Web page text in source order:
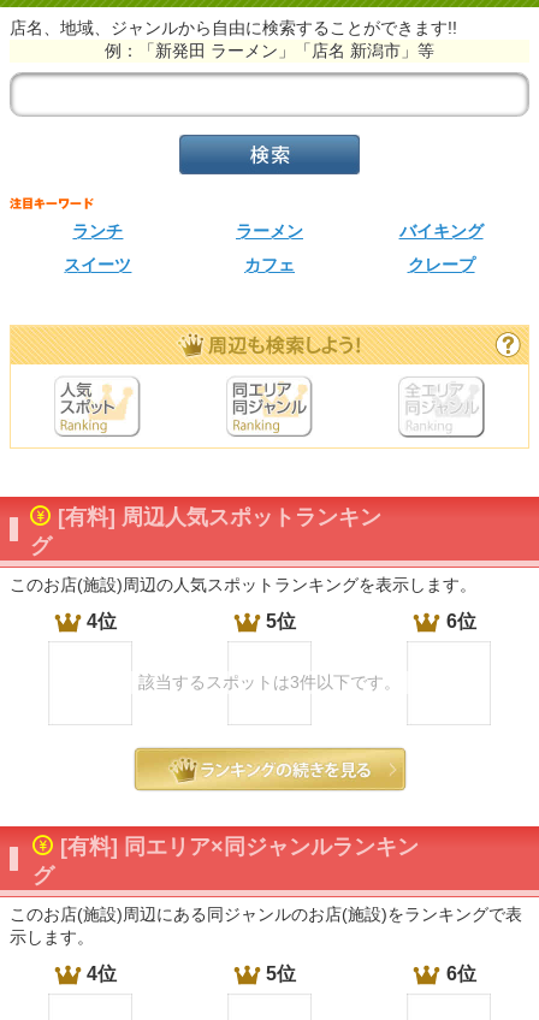
店名、地域、ジャンルから自由に検索することができます!!
例：「新発田 ラーメン」「店名 新潟市」等
ランチ ラーメン
バイキング
スイーツ
カフェ クレープ
[有料] 周辺人気スポットランキン
グ
このお店(施設)周辺の人気スポットランキングを表示します。
4位 5位 6位
該当するスポットは3件以下です。
[有料] 同エリア×同ジャンルランキン
グ
このお店(施設)周辺にある同ジャンルのお店(施設)をランキングで表
示します。
4位 5位 6位